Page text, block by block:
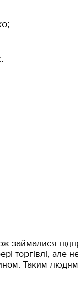
займалися
торгівлі, але
Таким